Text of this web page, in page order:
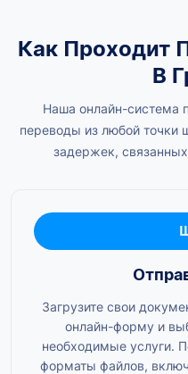
Как Проходит
В
Наша онлайн-система
переводы из любой точки
задержек,
Загрузите свои
онлайн-форму и
необходимые услуги.
форматы файлов,